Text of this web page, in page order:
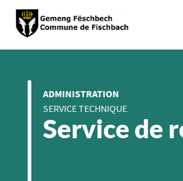
ADMINISTRATION
SERVICE TECHNIQUE
Service de